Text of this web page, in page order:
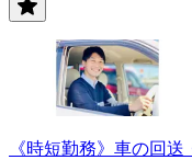
《時短勤務》車の回